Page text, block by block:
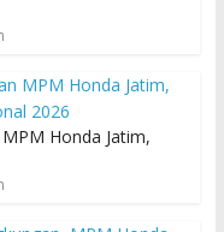
Honda Jatim,